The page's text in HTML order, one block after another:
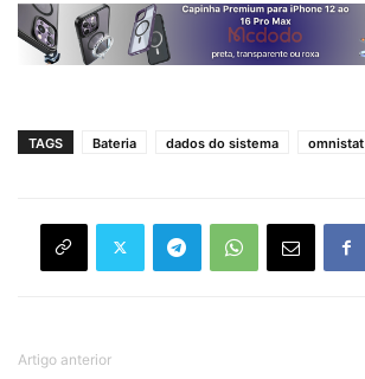
TAGS Bateria dados do sistema omnistat
Artigo anterior